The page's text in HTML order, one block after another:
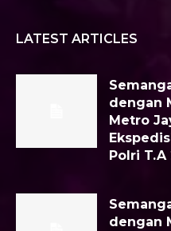
LATEST ARTICLES
dengan
Metro
Polri T.A
dengan